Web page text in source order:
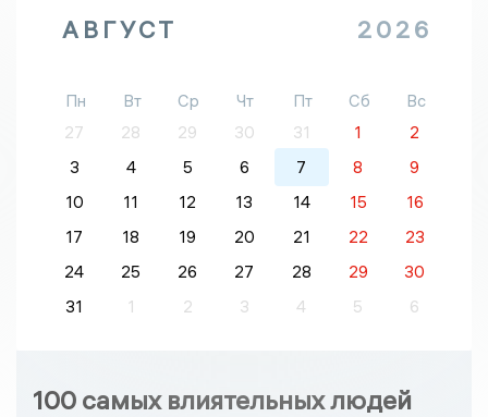
АВГУСТ 2026
Пн Вт Ср Чт Пт Сб
Вс
27
28 29 30 31 1
2
3
4 5 6 7 8
9
10
11 12 13 14 15
16
17
18 19 20 21 22
23
24
25 26 27 28 29
30
31
1 2 3 4 5 6
100 самых влиятельных людей